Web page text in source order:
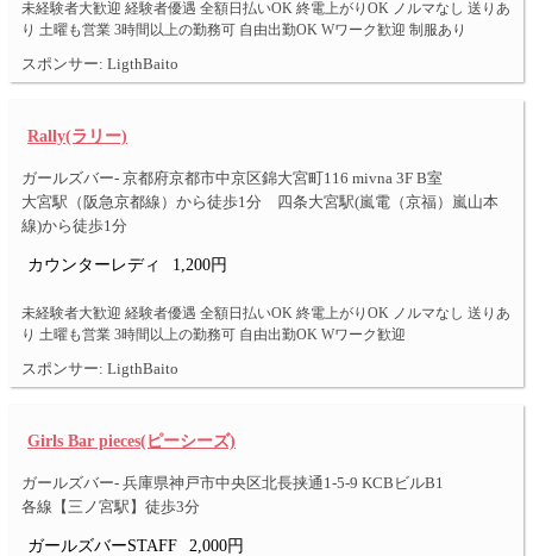
未経験者大歓迎 経験者優遇 全額日払いOK 終電上がりOK ノルマなし 送りあ
り 土曜も営業 3時間以上の勤務可 自由出勤OK Wワーク歓迎 制服あり
スポンサー: LigthBaito
Rally(ラリー)
ガールズバー- 京都府京都市中京区錦大宮町116 mivna 3F B室
大宮駅（阪急京都線）から徒歩1分 四条大宮駅(嵐電（京福）嵐山本
線)から徒歩1分
カウンターレディ 1,200円
未経験者大歓迎 経験者優遇 全額日払いOK 終電上がりOK ノルマなし 送りあ
り 土曜も営業 3時間以上の勤務可 自由出勤OK Wワーク歓迎
スポンサー: LigthBaito
Girls Bar pieces(ピーシーズ)
ガールズバー- 兵庫県神戸市中央区北長挟通1-5-9 KCBビルB1
各線【三ノ宮駅】徒歩3分
ガールズバーSTAFF 2,000円